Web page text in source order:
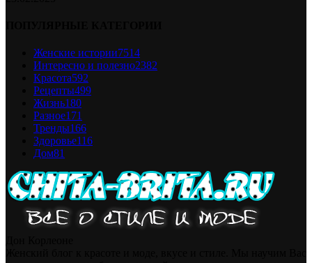
Женские истории7514
Интересно и полезно2382
Красота592
Рецепты499
Жизнь180
Разное171
Тренды166
Здоровье116
Дом81